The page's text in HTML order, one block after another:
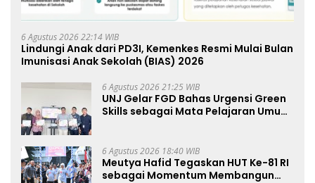
6 Agustus 2026 22:14 WIB
Lindungi Anak dari PD3I, Kemenkes Resmi Mulai Bulan
Imunisasi Anak Sekolah (BIAS) 2026
6 Agustus 2026 21:25 WIB
UNJ Gelar FGD Bahas Urgensi Green
Skills sebagai Mata Pelajaran Umum
6 Agustus 2026 18:40 WIB
Meutya Hafid Tegaskan HUT Ke-81 RI
sebagai Momentum Membangun